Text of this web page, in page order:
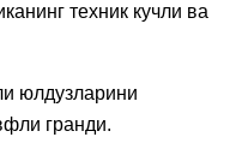
техник кучли ва
юлдузларини
гранди.